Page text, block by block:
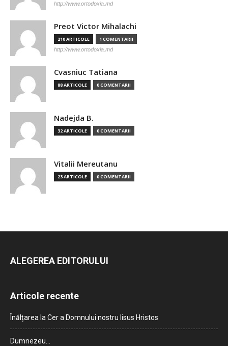
http://www.ortodoxia.md
Preot Victor Mihalachi
210 ARTICOLE 1 COMENTARII
http://www.ortodoxia.md
Cvasniuc Tatiana
88 ARTICOLE 0 COMENTARII
Nadejda B.
32 ARTICOLE 0 COMENTARII
Vitalii Mereutanu
23 ARTICOLE 0 COMENTARII
ALEGEREA EDITORULUI
Articole recente
Înălțarea la Cer a Domnului nostru Iisus Hristos
Dumnezeu…